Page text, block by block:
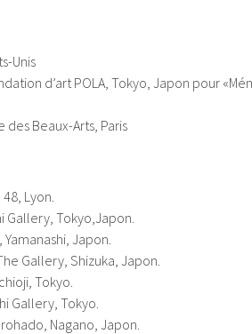
Unis
d’art POLA, Tokyo, Japon pour
des Beaux-Arts, Paris
Lyon.
Gallery, Tokyo,Japon.
Japon.
Gallery, Shizuka, Japon.
Tokyo.
Gallery, Tokyo.
Nagano, Japon.